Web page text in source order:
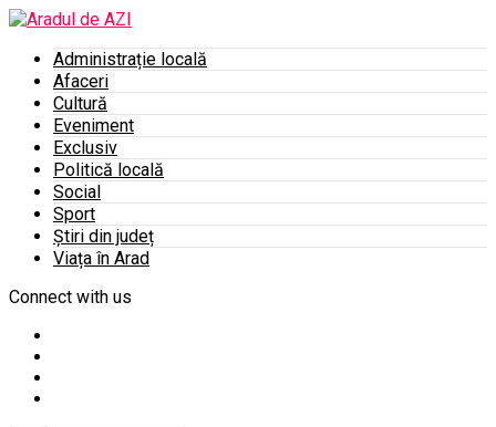
Administrație locală
Afaceri
Cultură
Eveniment
Exclusiv
Politică locală
Social
Sport
Știri din județ
Viața în Arad
Connect with us